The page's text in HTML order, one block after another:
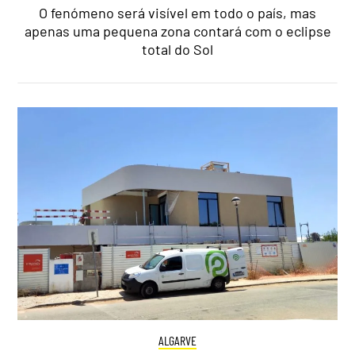
O fenómeno será visível em todo o país, mas
apenas uma pequena zona contará com o eclipse
total do Sol
ALGARVE